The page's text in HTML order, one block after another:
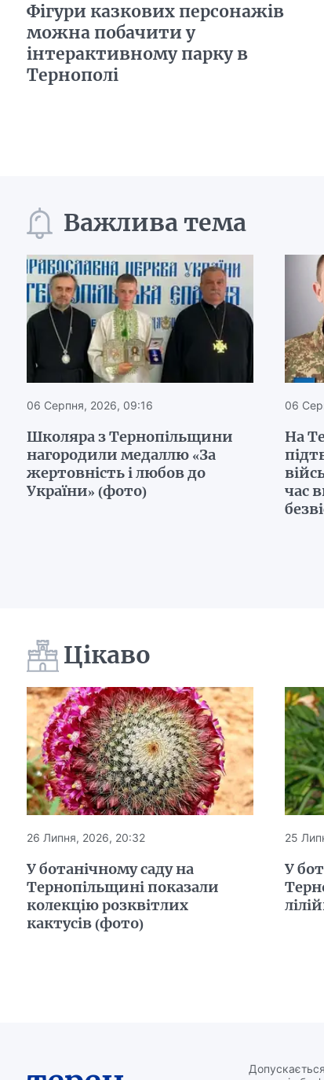
Фігури казкових персонажів
можна побачити у
інтерактивному парку в
Тернополі
Важлива тема
06 Серпня, 2026, 09:16
Школяра з Тернопільщини
нагородили медаллю «За
жертовність і любов до
України» (фото)
06
На
час
Цікаво
26 Липня, 2026, 20:32
У ботанічному саду на
Тернопільщині показали
колекцію розквітлих
кактусів (фото)
25
У